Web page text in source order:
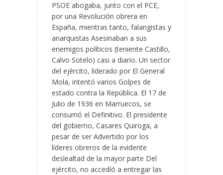
PSOE abogaba, junto con el PCE,
por una Revolución obrera en
España, mientras tanto, falangistas y
anarquistas Asesinaban a sus
enemigos políticos (teniente Castillo,
Calvo Sotelo) casi a diario. Un sector
del ejército, liderado por El General
Mola, intentó varios Golpes de
estado contra la República. El 17 de
Julio de 1936 en Marruecos, se
consumó el Definitivo. El presidente
del gobierno, Casares Quiroga, a
pesar de ser Advertido por los
líderes obreros de la evidente
deslealtad de la mayor parte Del
ejército, no accedíó a entregar las